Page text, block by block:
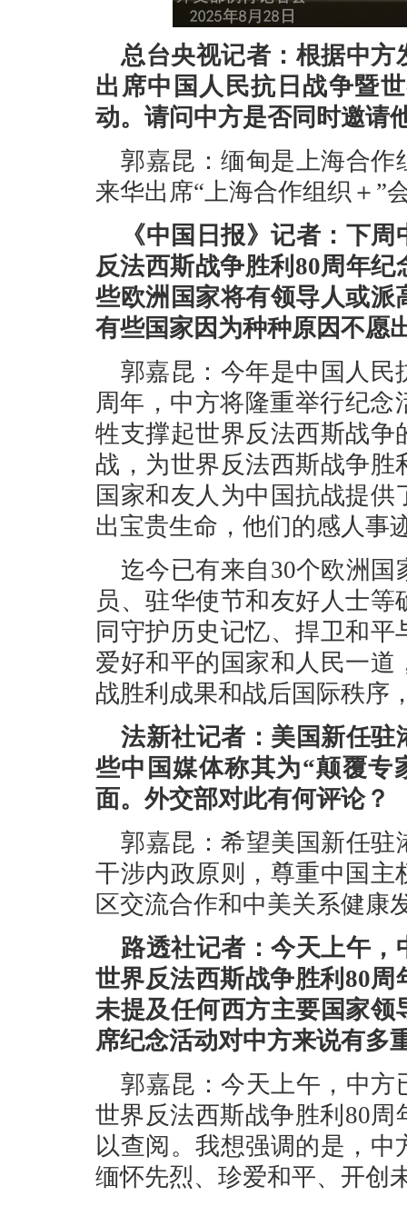
总台央视记者：根据中方
出席中国人民抗日战争暨
动。请问中方是否同时邀请
郭嘉昆：缅甸是上海合作
来华出席“上海合作组织＋”
《中国日报》记者：下
反法西斯战争胜利80周年
些欧洲国家将有领导人或
有些国家因为种种原因不愿
郭嘉昆：今年是中国人民
周年，中方将隆重举行纪
牲支撑起世界反法西斯战
战，为世界反法西斯战争
国家和友人为中国抗战提
出宝贵生命，他们的感人事
迄今已有来自30个欧洲
员、驻华使节和友好人士
同守护历史记忆、捍卫和
爱好和平的国家和人民一
战胜利成果和战后国际秩序
法新社记者：美国新任驻
些中国媒体称其为“颠覆专
面。外交部对此有何评论？
郭嘉昆：希望美国新任驻
干涉内政原则，尊重中国
区交流合作和中美关系健康
路透社记者：今天上午
世界反法西斯战争胜利80
未提及任何西方主要国家
席纪念活动对中方来说有多
郭嘉昆：今天上午，中方
世界反法西斯战争胜利80
以查阅。我想强调的是，
缅怀先烈、珍爱和平、开创